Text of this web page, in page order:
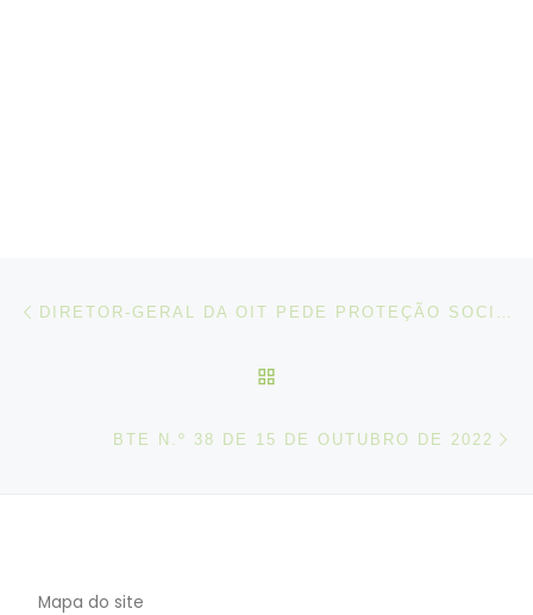
Post navigation
BTE N.º 38 DE 15 DE OUTUBRO DE 2022
Mapa do site